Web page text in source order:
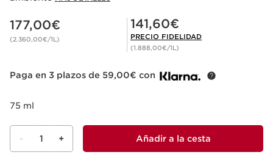
Precio actual 177,00€
177,00€
(2.360,00€/1L)
Precio Fidelidad 141,60€
141,60€
PRECIO FIDELIDAD
(1.888,00€/1L)
Paga en 3 plazos de 59,00€ con
75 ml
- 1 + Añadir a la cesta